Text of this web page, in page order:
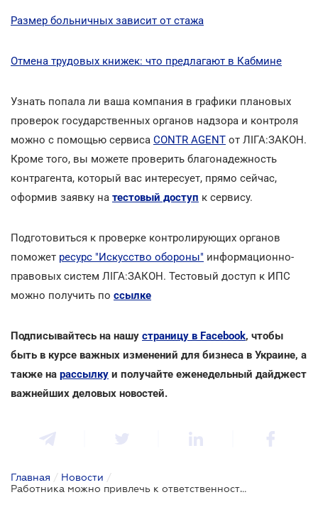
Размер больничных зависит от стажа
Отмена трудовых книжек: что предлагают в Кабмине
Узнать попала ли ваша компания в графики плановых
проверок государственных органов надзора и контроля
можно с помощью сервиса CONTR AGENT от ЛІГА:ЗАКОН.
Кроме того, вы можете проверить благонадежность
контрагента, который вас интересует, прямо сейчас,
оформив заявку на тестовый доступ к сервису.
Подготовиться к проверке контролирующих органов
поможет ресурс "Искусство обороны" информационно-
правовых систем ЛІГА:ЗАКОН. Тестовый доступ к ИПС
можно получить по ссылке
Подписывайтесь на нашу страницу в Facebook, чтобы
быть в курсе важных изменений для бизнеса в Украине, а
также на рассылку и получайте еженедельный дайджест
важнейших деловых новостей.
Главная / Новости /
Работника можно привлечь к ответственности за отказ проходить медосмотр